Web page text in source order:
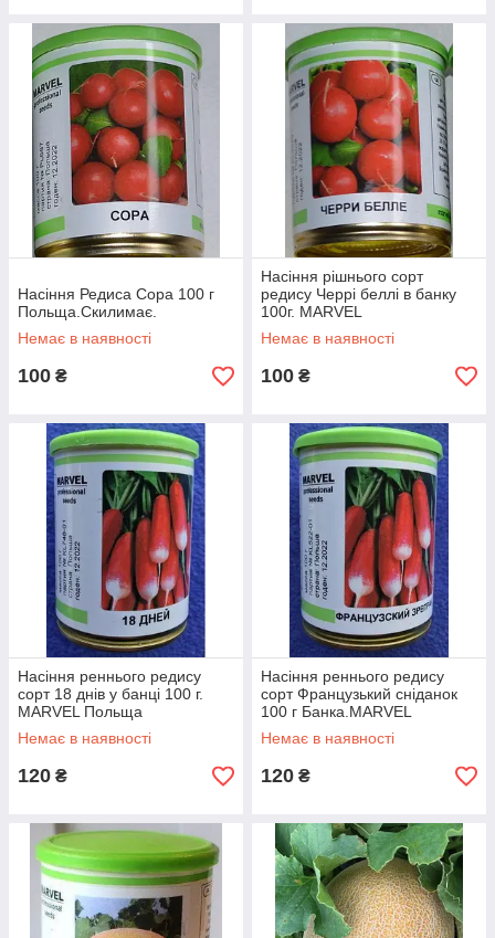
Насіння Редиса Сора 100 г
Польща.Скилимає.
Немає в наявності
100 ₴
Насіння рішнього сорт
редису Черрі беллі в банку
100г. MARVEL
Немає в наявності
100 ₴
Насіння реннього редису
сорт 18 днів у банці 100 г.
MARVEL Польща
Немає в наявності
120 ₴
Насіння реннього редису
сорт Французький сніданок
100 г Банка.MARVEL
Немає в наявності
120 ₴